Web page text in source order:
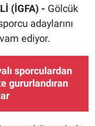
(İGFA) - Gölcük
adaylarını
ediyor.
sporculardan
gururlandıran